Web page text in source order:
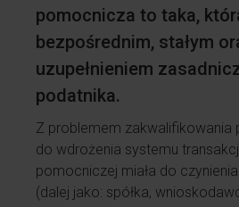
pomocnicza to taka,
bezpośrednim, stałym
uzupełnieniem
podatnika.
Z problemem zakwalifikowania
do wdrożenia systemu
pomocniczej miała do
(dalej jako: spółka,